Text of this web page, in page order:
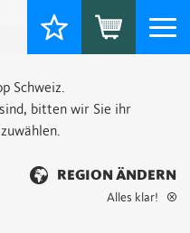
Schweiz.
bitten wir Sie ihr
REGION ÄNDERN
Alles klar!